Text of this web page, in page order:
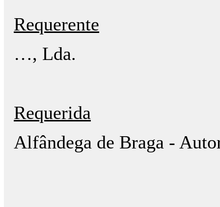
Requerente
…, Lda.
Requerida
Alfândega de Braga -